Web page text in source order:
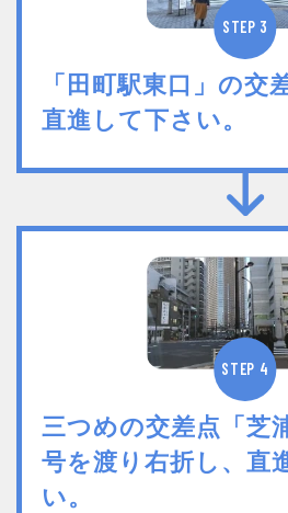
STEP 3
「田町駅東口」の交
直進して下さい。
STEP 4
三つめの交差点「芝
号を渡り右折し、直
い。